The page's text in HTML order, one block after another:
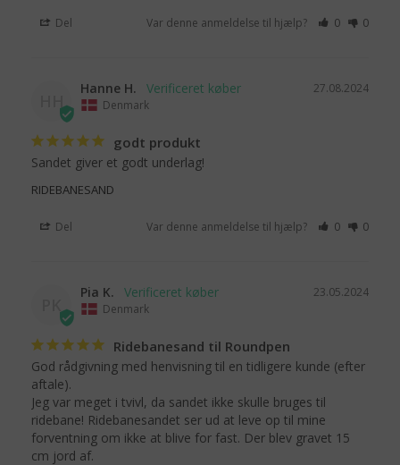
Del Var denne anmeldelse til hjælp? 0 0
HH
27.08.2024
Hanne H.
Denmark
godt produkt
Sandet giver et godt underlag!
RIDEBANESAND
Del Var denne anmeldelse til hjælp? 0 0
23.05.2024
Pia K.
Denmark
Ridebanesand til Roundpen
God rådgivning med henvisning til en tidligere kunde (efter
aftale).
Jeg var meget i tvivl, da sandet ikke skulle bruges til
ridebane! Ridebanesandet ser ud at leve op til mine
forventning om ikke at blive for fast. Der blev gravet 15
cm jord af.